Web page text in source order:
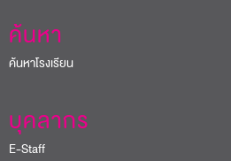
ค้นหา
ค้นหาโรงเรียน
บุคลากร
E-Staff